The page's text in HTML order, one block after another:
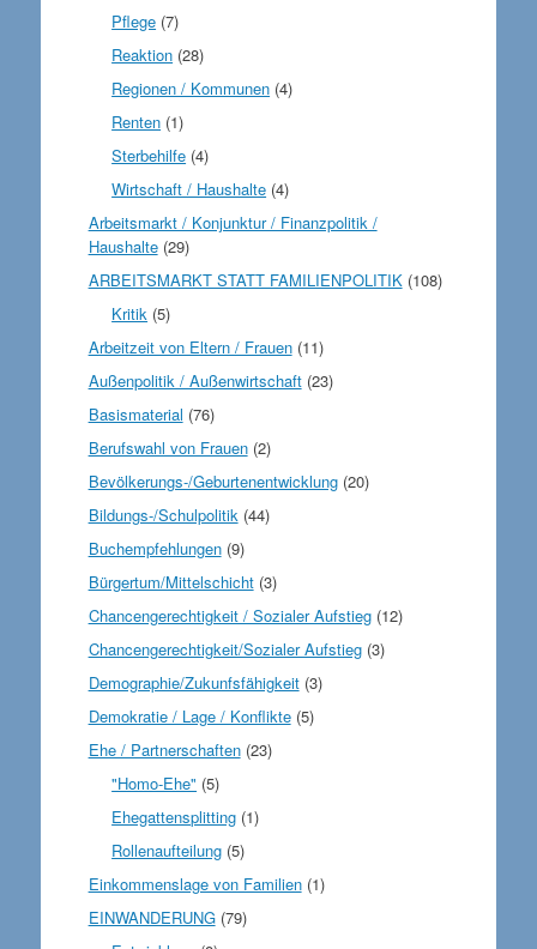
Pflege (7)
Reaktion (28)
Regionen / Kommunen (4)
Renten (1)
Sterbehilfe (4)
Wirtschaft / Haushalte (4)
Arbeitsmarkt / Konjunktur / Finanzpolitik /
Haushalte(29)
ARBEITSMARKT STATT FAMILIENPOLITIK(108)
Kritik (5)
Arbeitzeit von Eltern / Frauen(11)
Außenpolitik / Außenwirtschaft(23)
Basismaterial (76)
Berufswahl von Frauen(2)
Bevölkerungs-/Geburtenentwicklung(20)
Bildungs-/Schulpolitik(44)
Buchempfehlungen(9)
Bürgertum/Mittelschicht(3)
Chancengerechtigkeit / Sozialer Aufstieg(12)
Chancengerechtigkeit/Sozialer Aufstieg(3)
Demographie/Zukunfsfähigkeit(3)
Demokratie / Lage / Konflikte(5)
Ehe / Partnerschaften(23)
"Homo-Ehe" (5)
Ehegattensplitting (1)
Rollenaufteilung (5)
Einkommenslage von Familien(1)
EINWANDERUNG(79)